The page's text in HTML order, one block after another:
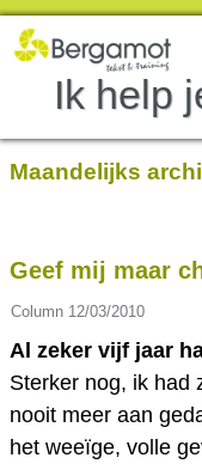
Ik help
Maandelijks
Geef mij maar
Column 12/03/2010
Al zeker vijf jaar
Sterker nog, ik had
nooit meer aan
het weeïge, volle